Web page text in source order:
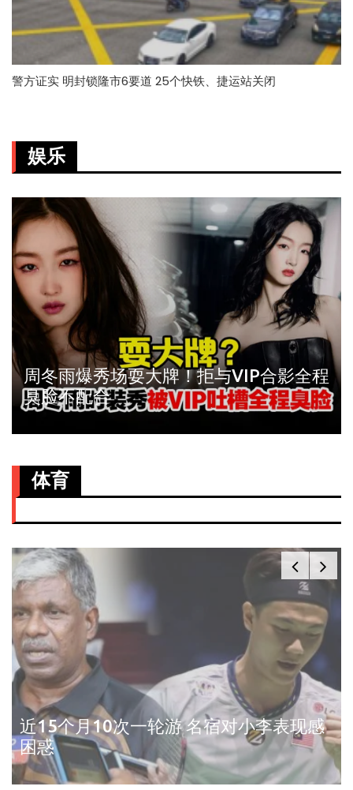
警方证实 明封锁隆市6要道 25个快铁、捷运站关闭
娱乐
周冬雨爆秀场耍大牌！拒与VIP合影全程
臭脸不配合
体育
近15个月10次一轮游 名宿对小李表现感
困惑